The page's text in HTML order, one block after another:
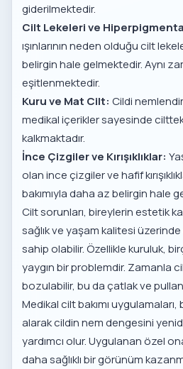
giderilmektedir.
Cilt Lekeleri ve
ışınlarının neden olduğu cilt
belirgin hale gelmektedir. Aynı
eşitlenmektedir.
Kuru ve Mat Cilt: Cildi
medikal içerikler sayesinde
kalkmaktadır.
İnce Çizgiler ve Kırışıklıklar:
olan ince çizgiler ve hafif
bakımıyla daha az belirgin hale
Cilt sorunları, bireylerin estetik
sağlık ve yaşam kalitesi
sahip olabilir. Özellikle kuruluk,
yaygın bir problemdir. Zamanla
bozulabilir, bu da çatlak ve
Medikal cilt bakımı
alarak cildin nem dengesini
yardımcı olur. Uygulanan özel
daha sağlıklı bir görünüm